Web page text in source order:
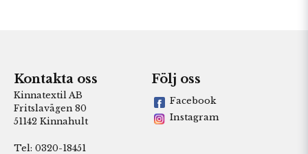
Kontakta oss
Kinnatextil AB
Fritslavägen 80
51142 Kinnahult
Tel: 0320-18451
Följ oss
Facebook
Instagram